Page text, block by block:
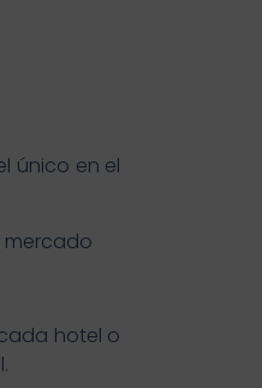
único en el
mercado
hotel o